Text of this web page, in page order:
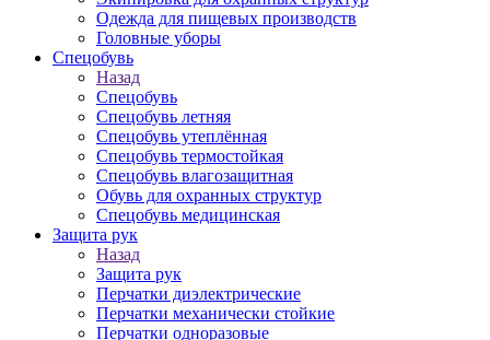
Одежда для пищевых производств
Головные уборы
Спецобувь
Назад
Спецобувь
Спецобувь летняя
Спецобувь утеплённая
Спецобувь термостойкая
Спецобувь влагозащитная
Обувь для охранных структур
Спецобувь медицинская
Защита рук
Назад
Защита рук
Перчатки диэлектрические
Перчатки механически стойкие
Перчатки одноразовые